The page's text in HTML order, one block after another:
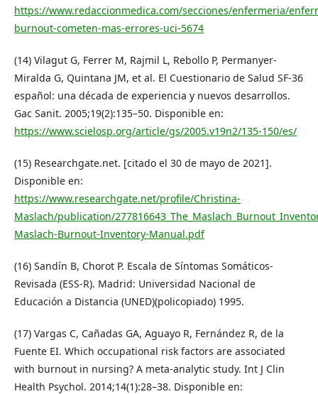
https://www.redaccionmedica.com/secciones/enfermeria/
burnout-cometen-mas-errores-uci-5674
(14) Vilagut G, Ferrer M, Rajmil L, Rebollo P, Permanyer-
Miralda G, Quintana JM, et al. El Cuestionario de Salud SF-36
español: una década de experiencia y nuevos desarrollos.
Gac Sanit. 2005;19(2):135–50. Disponible en:
https://www.scielosp.org/article/gs/2005.v19n2/135-150/es/
(15) Researchgate.net. [citado el 30 de mayo de 2021].
Disponible en:
https://www.researchgate.net/profile/Christina-
Maslach/publication/
Maslach-Burnout-Inventory-Manual.pdf
(16) Sandín B, Chorot P. Escala de Síntomas Somáticos-
Revisada (ESS-R). Madrid: Universidad Nacional de
Educación a Distancia (UNED)(policopiado) 1995.
(17) Vargas C, Cañadas GA, Aguayo R, Fernández R, de la
Fuente EI. Which occupational risk factors are associated
with burnout in nursing? A meta-analytic study. Int J Clin
Health Psychol. 2014;14(1):28–38. Disponible en: